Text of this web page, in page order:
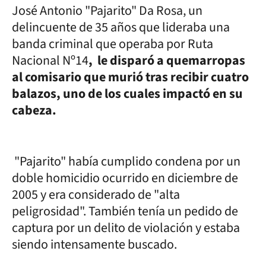
José Antonio "Pajarito" Da Rosa, un
delincuente de 35 años que lideraba una
banda criminal que operaba por Ruta
Nacional Nº14, le disparó a quemarropas
al comisario que murió tras recibir cuatro
balazos, uno de los cuales impactó en su
cabeza.
"Pajarito" había cumplido condena por un
doble homicidio ocurrido en diciembre de
2005 y era considerado de "alta
peligrosidad". También tenía un pedido de
captura por un delito de violación y estaba
siendo intensamente buscado.